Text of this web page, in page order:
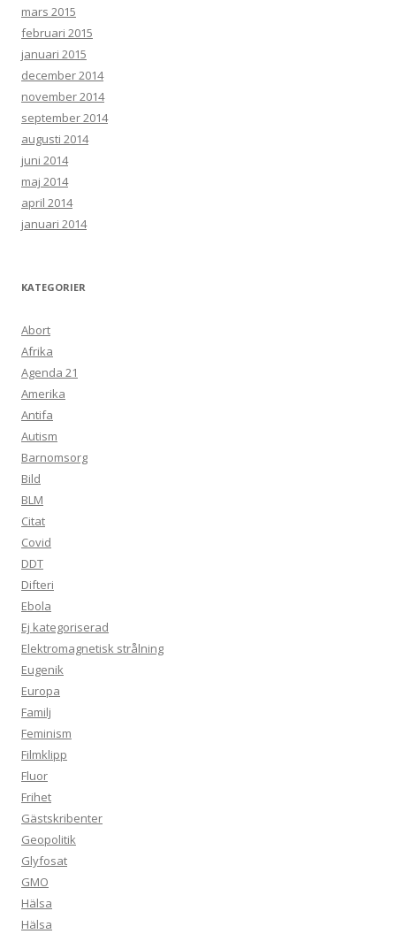
mars 2015
februari 2015
januari 2015
december 2014
november 2014
september 2014
augusti 2014
juni 2014
maj 2014
april 2014
januari 2014
KATEGORIER
Abort
Afrika
Agenda 21
Amerika
Antifa
Autism
Barnomsorg
Bild
BLM
Citat
Covid
DDT
Difteri
Ebola
Ej kategoriserad
Elektromagnetisk strålning
Eugenik
Europa
Familj
Feminism
Filmklipp
Fluor
Frihet
Gästskribenter
Geopolitik
Glyfosat
GMO
Hälsa
Hälsa